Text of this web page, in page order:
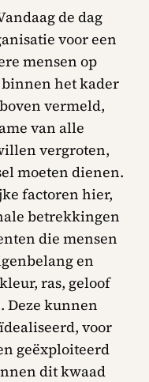
de dag
voor een
mensen op
het kader
vermeld,
van alle
vergroten,
moeten dienen.
factoren hier,
betrekkingen
die mensen
en
ras, geloof
kunnen
voor
geëxploiteerd
dit kwaad